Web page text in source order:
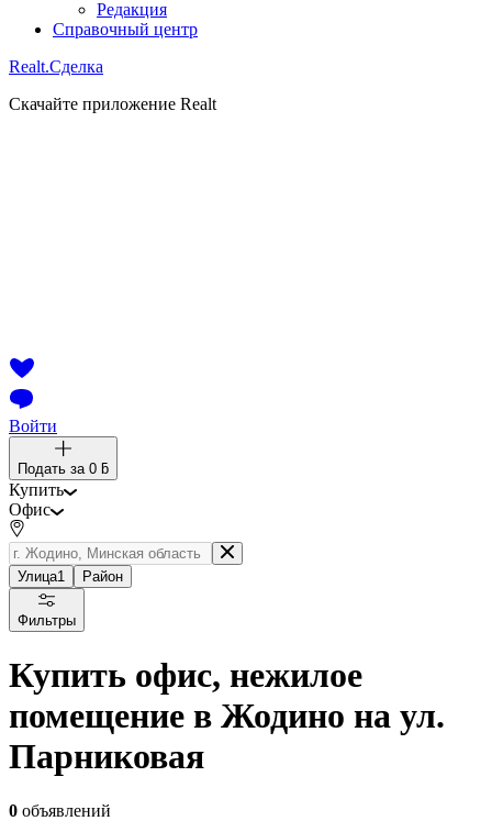
Редакция
Справочный центр
Realt.Сделка
Скачайте приложение Realt
Войти
Подать за 0 ƃ
Купить
Офис
Улица1 Район
Фильтры
Купить офис, нежилое
помещение в Жодино на ул.
Парниковая
0 объявлений